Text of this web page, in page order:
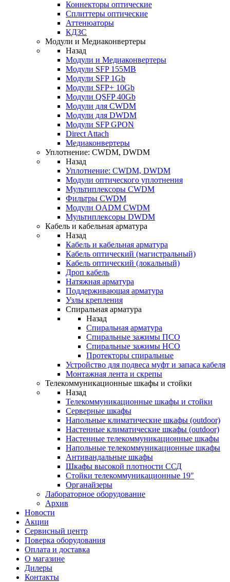
Коннекторы оптические
Сплиттеры оптические
Аттенюаторы
КДЗС
Модули и Медиаконвертеры
Назад
Модули и Медиаконвертеры
Модули SFP 155MB
Модули SFP 1Gb
Модули SFP+ 10Gb
Модули QSFP 40Gb
Модули для CWDM
Модули для DWDM
Модули SFP GPON
Direct Attach
Медиаконвертеры
Уплотнение: CWDM, DWDM
Назад
Уплотнение: CWDM, DWDM
Модули оптического уплотнения
Мультиплексоры CWDM
Фильтры CWDM
Модули OADM CWDM
Мультиплексоры DWDM
Кабель и кабельная арматура
Назад
Кабель и кабельная арматура
Кабель оптический (магистральный)
Кабель оптический (локальный)
Дроп кабель
Натяжная арматура
Поддерживающая арматура
Узлы крепления
Спиральная арматура
Назад
Спиральная арматура
Спиральные зажимы ПСО
Спиральные зажимы НСО
Протекторы спиральные
Устройство для подвеса муфт и запаса кабеля
Монтажная лента и скрепы
Телекоммуникационные шкафы и стойки
Назад
Телекоммуникационные шкафы и стойки
Серверные шкафы
Напольные климатические шкафы (outdoor)
Настенные климатические шкафы (outdoor)
Настенные телекоммуникационные шкафы
Напольные телекоммуникационные шкафы
Антивандальные шкафы
Шкафы высокой плотности ССД
Стойки телекоммуникационные 19"
Органайзеры
Лабораторное оборудование
Архив
Новости
Акции
Сервисный центр
Поверка оборудования
Оплата и доставка
О магазине
Дилеры
Контакты